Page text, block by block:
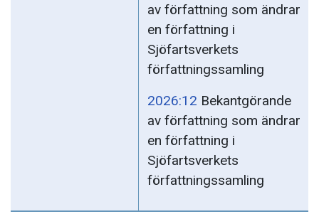
av författning som ändrar
en författning i
Sjöfartsverkets
författningssamling
2026:12 Bekantgörande
av författning som ändrar
en författning i
Sjöfartsverkets
författningssamling